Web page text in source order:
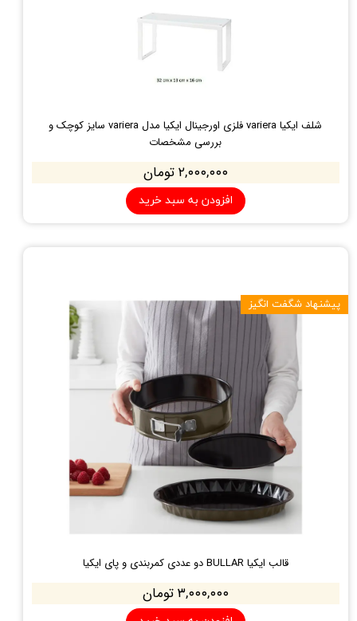
شلف ایکیا variera فلزی اورجینال ایکیا مدل variera سایز کوچک و
بررسی مشخصات
۲,۰۰۰,۰۰۰ تومان
افزودن به سبد خرید
قالب ایکیا BULLAR دو عددی کمربندی و پای ایکیا
۳,۰۰۰,۰۰۰ تومان
پیشنهاد شگفت انگیز